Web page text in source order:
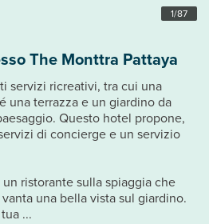
1/87
The Monttra Pattaya
servizi ricreativi, tra cui una
una terrazza e un giardino da
Questo hotel propone,
di concierge e un servizio
ristorante sulla spiaggia che
una bella vista sul giardino.
...